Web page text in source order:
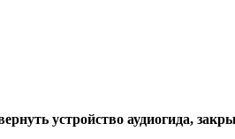
устройство аудиогида,